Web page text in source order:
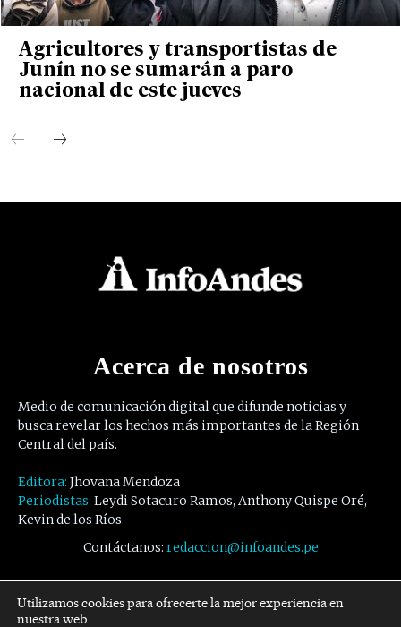
Agricultores y transportistas de
Junín no se sumarán a paro
nacional de este jueves
Acerca de nosotros
Medio de comunicación digital que difunde noticias y
busca revelar los hechos más importantes de la Región
Central del país.
Editora: Jhovana Mendoza
Periodistas: Leydi Sotacuro Ramos, Anthony Quispe Oré,
Kevin de los Ríos
Contáctanos: redaccion@infoandes.pe
Síguenos
Utilizamos cookies para ofrecerte la mejor experiencia en
nuestra web.